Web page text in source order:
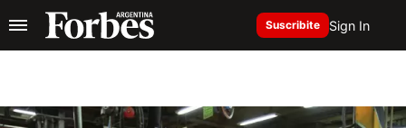
Suscribite Sign In